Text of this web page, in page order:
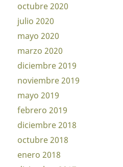
octubre 2020
julio 2020
mayo 2020
marzo 2020
diciembre 2019
noviembre 2019
mayo 2019
febrero 2019
diciembre 2018
octubre 2018
enero 2018